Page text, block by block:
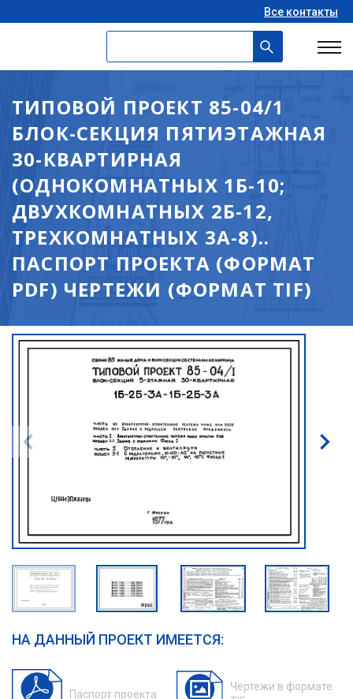
Все контакты
ТИПОВОЙ ПРОЕКТ 85-04/1
БЛОК-СЕКЦИЯ ПЯТИЭТАЖНАЯ
30-КВАРТИРНАЯ
(ОДНОКОМНАТНЫХ 1Б-10;
ДВУХКОМНАТНЫХ 2Б-12,
ТРЕХКОМНАТНЫХ 3А-8)..
ПАСПОРТ ПРОЕКТА (ФОРМАТ
PDF) ЧЕРТЕЖИ (ФОРМАТ TIF)
НА ДАННЫЙ ПРОЕКТ ИМЕЕТСЯ:
Паспорт проекта
Чертежи в формате